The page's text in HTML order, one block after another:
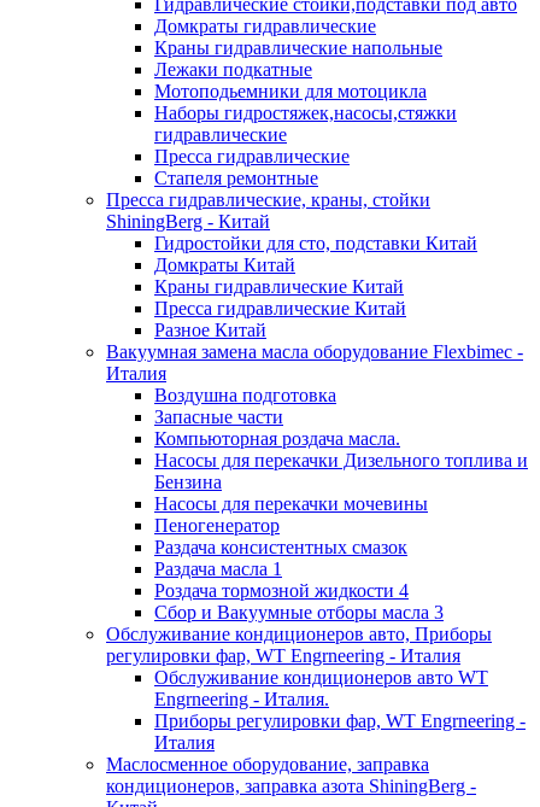
Гидравлические стойки,подставки под авто
Домкраты гидравлические
Краны гидравлические напольные
Лежаки подкатные
Мотоподьемники для мотоцикла
Наборы гидростяжек,насосы,стяжки
гидравлические
Пресса гидравлические
Стапеля ремонтные
Пресса гидравлические, краны, стойки
ShiningBerg - Китай
Гидростойки для сто, подставки Китай
Домкраты Китай
Краны гидравлические Китай
Пресса гидравлические Китай
Разное Китай
Вакуумная замена масла оборудование Flexbimeс -
Италия
Воздушна подготовка
Запасные части
Компьюторная роздача масла.
Насосы для перекачки Дизельного топлива и
Бензина
Насосы для перекачки мочевины
Пеногенератор
Раздача консистентных смазок
Раздача масла 1
Роздача тормозной жидкости 4
Сбор и Вакуумные отборы масла 3
Обслуживание кондиционеров авто, Приборы
регулировки фар, WT Engrneering - Италия
Обслуживание кондиционеров авто WT
Engrneering - Италия.
Приборы регулировки фар, WT Engrneering -
Италия
Маслосменное оборудование, заправка
кондиционеров, заправка азота ShiningBerg -